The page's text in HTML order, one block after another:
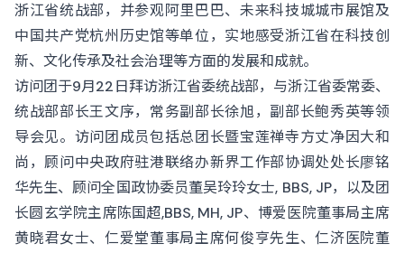
浙江省统战部，并参观阿里巴巴、未来科技城城市展馆及
中国共产党杭州历史馆等单位，实地感受浙江省在科技创
新、文化传承及社会治理等方面的发展和成就。
访问团于9月22日拜访浙江省委统战部，与浙江省委常委、
统战部部长王文序，常务副部长徐旭，副部长鲍秀英等领
导会见。访问团成员包括总团长暨宝莲禅寺方丈净因大和
尚，顾问中央政府驻港联络办新界工作部协调处处长廖铭
华先生、顾问全国政协委员董吴玲玲女士, BBS, JP，以及团
长圆玄学院主席陈国超,BBS, MH, JP、博爱医院董事局主席
黄晓君女士、仁爱堂董事局主席何俊亨先生、仁济医院董